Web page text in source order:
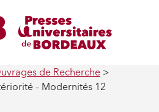
de Recherche
– Modernités 12